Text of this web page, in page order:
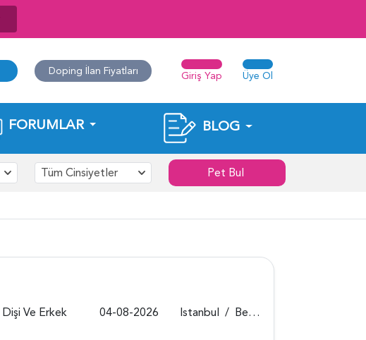
Doping İlan Fiyatları Giriş Yap Üye Ol
FORUMLAR BLOG
Tüm Cinsiyetler Pet Bul
Dişi Ve Erkek 04-08-2026 Istanbul / Beykoz